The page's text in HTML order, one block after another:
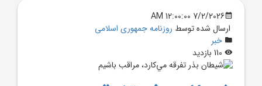
7/2/2026 12:00:00 AM
ارسال شده توسط روزنامه جمهوری اسلامی
خبر